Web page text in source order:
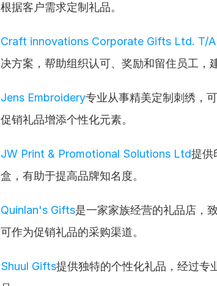
根据客户需求定制礼品。
Craft innovations Corporate Gifts Ltd. T/
决方案，帮助组织认可、奖励和留住员工，
Jens Embroidery专业从事精美定制刺绣，
促销礼品增添个性化元素。
JW Print & Promotional Solutions Ltd提供
盒，有助于提高品牌知名度。
Quinlan's Gifts是一家家族经营的礼品店，
可作为促销礼品的采购渠道。
Shuul Gifts提供独特的个性化礼品，经过专